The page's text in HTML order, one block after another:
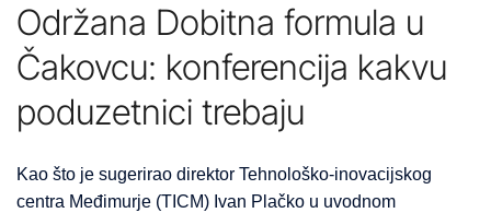
Održana Dobitna formula u
Čakovcu: konferencija kakvu
poduzetnici trebaju
Kao što je sugerirao direktor Tehnološko-inovacijskog
centra Međimurje (TICM) Ivan Plačko u uvodnom